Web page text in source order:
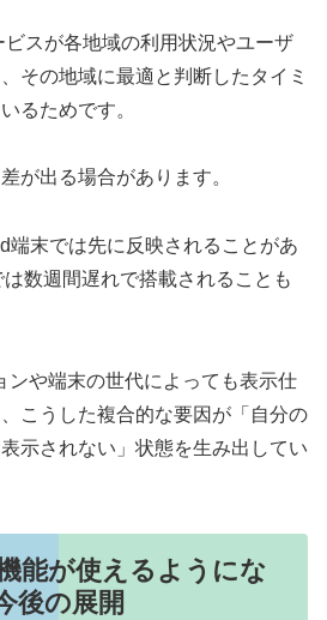
スが各地域の利用状況やユーザ
その地域に最適と判断したタイミ
るためです。
が出る場合があります。
端末では先に反映されることがあ
数週間遅れで搭載されることも
ンや端末の世代によっても表示仕
こうした複合的な要因が「自分の
示されない」状態を生み出してい
能が使えるようにな
後の展開